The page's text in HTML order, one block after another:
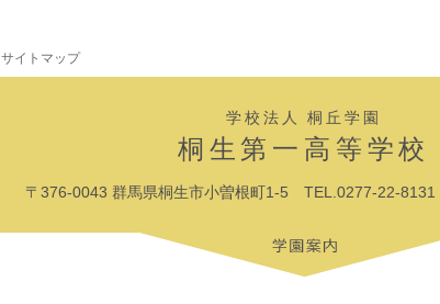
サイトマップ
学校法人 桐丘学園
桐生第一高等学校
〒376-0043 群馬県桐生市小曽根町1-5 TEL.0277-22-